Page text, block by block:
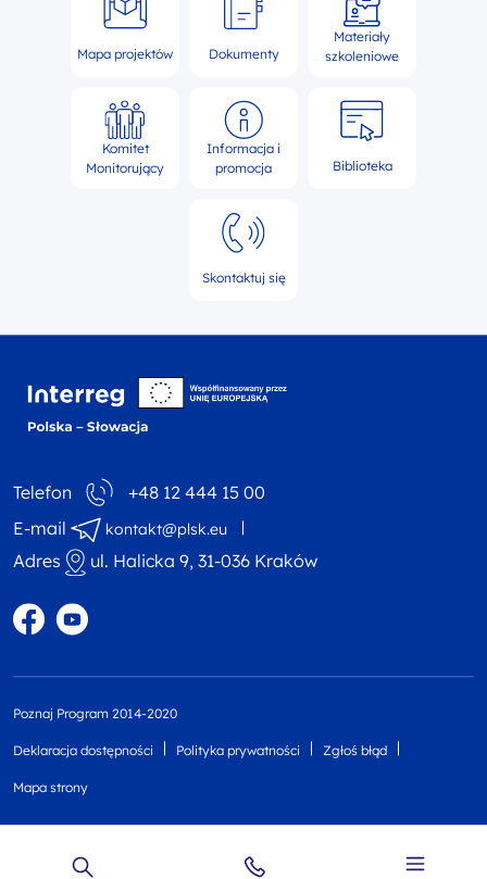
Mapa projektów Dokumenty
Materiały
szkoleniowe
Komitet
Monitorujący
Informacja i
promocja
Biblioteka
Skontaktuj się
Telefon
+48 12 444 15 00
E-mail
kontakt@plsk.eu
Adres ul. Halicka 9, 31-036 Kraków
Profil w portalu Facebook
Profil w portalu YouTube
Poznaj Program 2014-2020
Deklaracja dostępności Polityka prywatności Zgłoś błąd
Mapa strony